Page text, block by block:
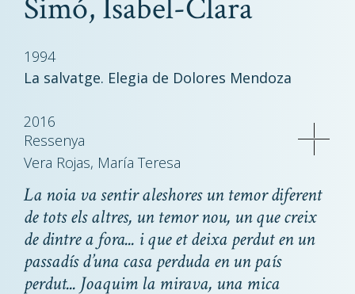
Simó, Isabel-Clara
1994
La salvatge. Elegia de Dolores Mendoza
2016
Ressenya
Vera Rojas, María Teresa
La noia va sentir aleshores un temor diferent
de tots els altres, un temor nou, un que creix
de dintre a fora... i que et deixa perdut en un
passadís d’una casa perduda en un país
perdut... Joaquim la mirava, una mica